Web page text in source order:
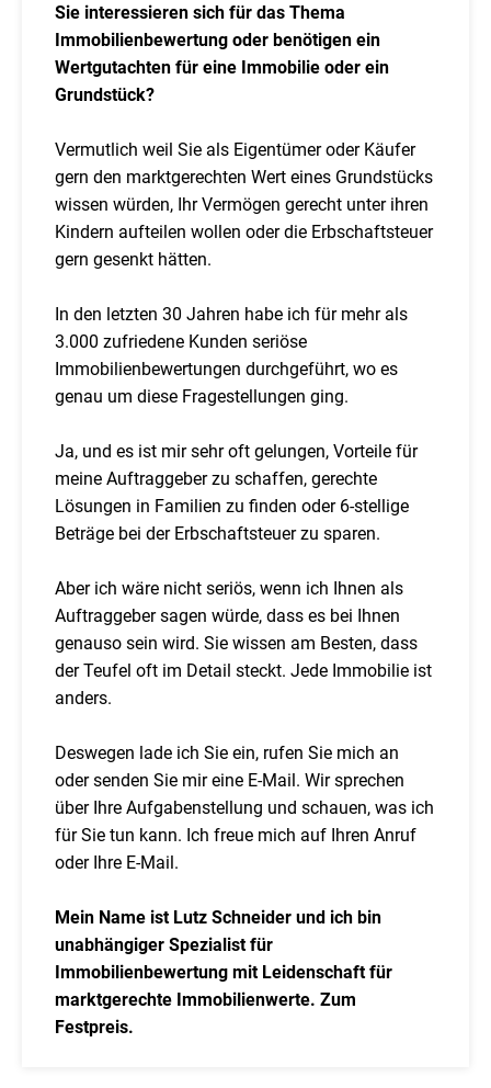
Sie interessieren sich für das Thema
Immobilienbewertung oder benötigen ein
Wertgutachten für eine Immobilie oder ein
Grundstück?
Vermutlich weil Sie als Eigentümer oder Käufer
gern den marktgerechten Wert eines Grundstücks
wissen würden, Ihr Vermögen gerecht unter ihren
Kindern aufteilen wollen oder die Erbschaftsteuer
gern gesenkt hätten.
In den letzten 30 Jahren habe ich für mehr als
3.000 zufriedene Kunden seriöse
Immobilienbewertungen durchgeführt, wo es
genau um diese Fragestellungen ging.
Ja, und es ist mir sehr oft gelungen, Vorteile für
meine Auftraggeber zu schaffen, gerechte
Lösungen in Familien zu finden oder 6-stellige
Beträge bei der Erbschaftsteuer zu sparen.
Aber ich wäre nicht seriös, wenn ich Ihnen als
Auftraggeber sagen würde, dass es bei Ihnen
genauso sein wird. Sie wissen am Besten, dass
der Teufel oft im Detail steckt. Jede Immobilie ist
anders.
Deswegen lade ich Sie ein, rufen Sie mich an
oder senden Sie mir eine E-Mail. Wir sprechen
über Ihre Aufgabenstellung und schauen, was ich
für Sie tun kann. Ich freue mich auf Ihren Anruf
oder Ihre E-Mail.
Mein Name ist Lutz Schneider und ich bin
unabhängiger Spezialist für
Immobilienbewertung mit Leidenschaft für
marktgerechte Immobilienwerte. Zum
Festpreis.